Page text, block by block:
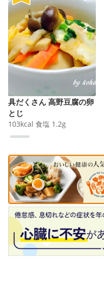
具だくさん 高野豆腐の卵
とじ
103kcal 食塩 1.2g